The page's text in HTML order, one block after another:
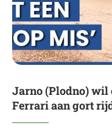
Jarno (Plodno) wil
Ferrari aan gort